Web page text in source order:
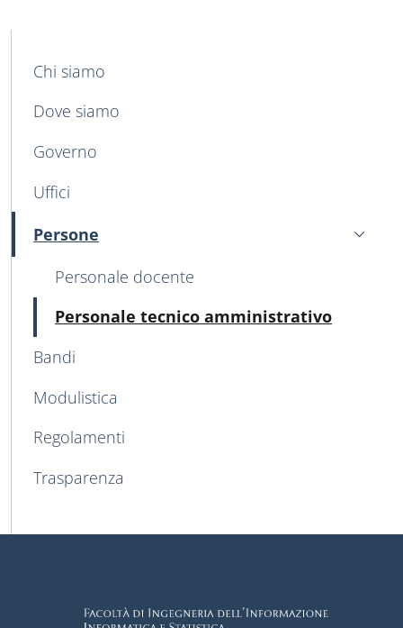
MAIN NAVIGATION
Chi siamo
Dove siamo
Governo
Uffici
Persone
Attivo
Personale docente
Personale tecnico amministrativo
Bandi
Modulistica
Regolamenti
Trasparenza